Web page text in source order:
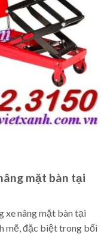
mặt bàn tại
xe nâng mặt bàn tại
mẽ, đặc biệt trong bối